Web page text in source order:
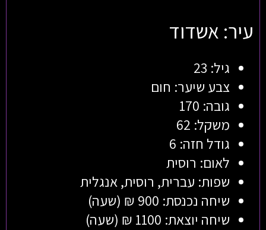
עיר: אשדוד
גיל: 23
צבע שיער: חום
גובה: 170
משקל: 62
גודל חזה: 6
לאום: רוסית
שפות: עברית, רוסית, אנגלית
שיחה נכנסת: 900 ₪ (שעה)
שיחה יוצאת: 1100 ₪ (שעה)